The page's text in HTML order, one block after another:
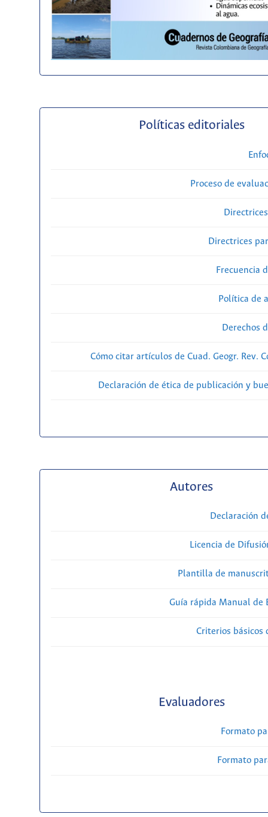
Políticas editoriales
Proceso de
Directrices
Frecuencia
Política de
Derechos
Cómo citar artículos de Cuad. Geogr. Rev.
Declaración de ética de publicación y
Autores
Declaración
Licencia de
Plantilla de
Guía rápida Manual de
Criterios básicos
Evaluadores
Formato
Formato